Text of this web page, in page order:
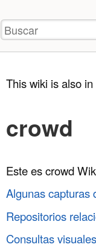
de
usuario
Buscar
This wiki is also
crowd
Este es crowd
Algunas capturas
Repositorios
Consultas